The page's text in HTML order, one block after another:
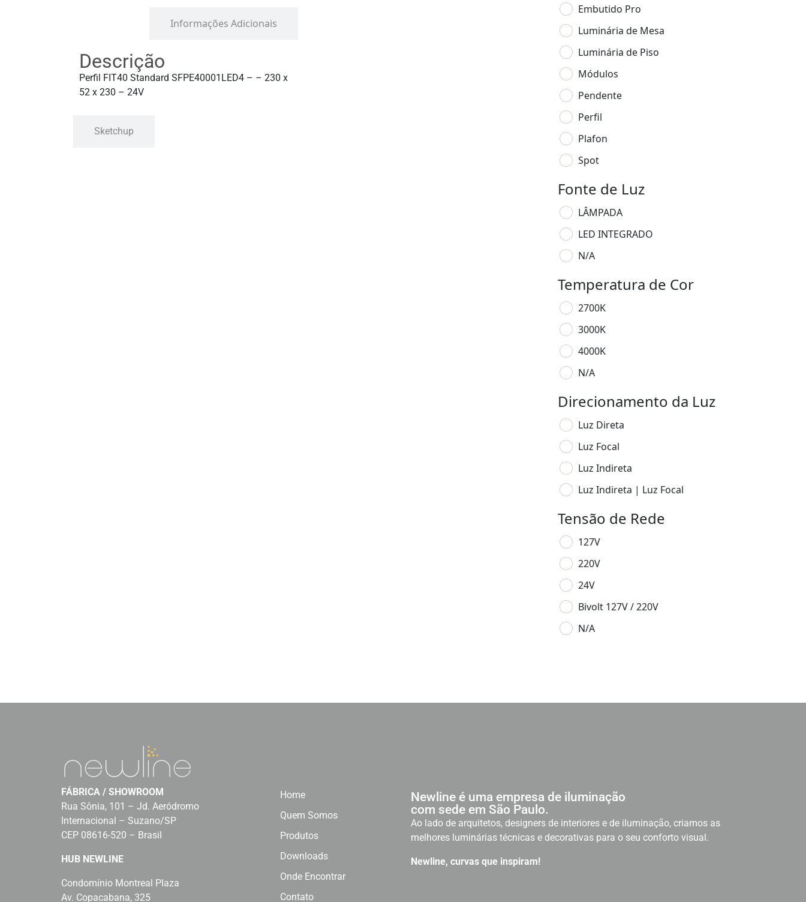
Informações Adicionais
Descrição
Perfil FIT40 Standard SFPE40001LED4 – – 230 x
52 x 230 – 24V
Sketchup
Embutido Pro
Luminária de Mesa
Luminária de Piso
Módulos
Pendente
Perfil
Plafon
Spot
Fonte de Luz
LÂMPADA
LED INTEGRADO
N/A
Temperatura de Cor
2700K
3000K
4000K
N/A
Direcionamento da Luz
Luz Direta
Luz Focal
Luz Indireta
Luz Indireta | Luz Focal
Tensão de Rede
127V
220V
24V
Bivolt 127V / 220V
N/A
FÁBRICA / SHOWROOM
Rua Sônia, 101 – Jd. Aeródromo
Internacional – Suzano/SP
CEP 08616-520 – Brasil
HUB NEWLINE
Condomínio Montreal Plaza
Av. Copacabana, 325
Home
Quem Somos
Produtos
Downloads
Onde Encontrar
Contato
Newline é uma empresa de iluminação
com sede em São Paulo.
Ao lado de arquitetos, designers de interiores e de iluminação, criamos as
melhores luminárias técnicas e decorativas para o seu conforto visual.
Newline, curvas que inspiram!